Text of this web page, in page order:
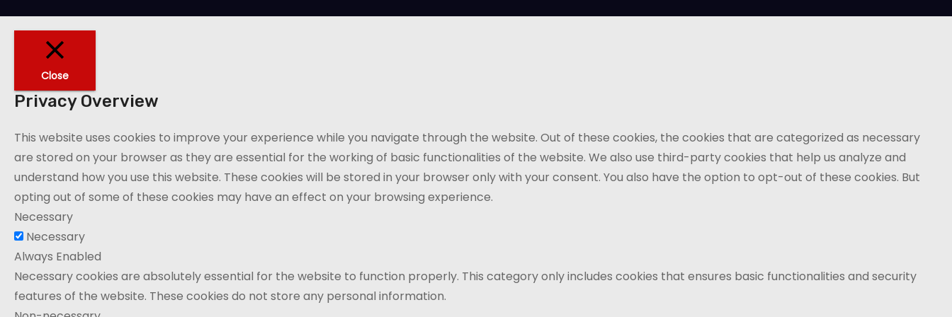
Close
Privacy Overview
This website uses cookies to improve your experience while you navigate through the website. Out of these cookies, the cookies that are categorized as necessary
are stored on your browser as they are essential for the working of basic functionalities of the website. We also use third-party cookies that help us analyze and
understand how you use this website. These cookies will be stored in your browser only with your consent. You also have the option to opt-out of these cookies. But
opting out of some of these cookies may have an effect on your browsing experience.
Necessary
Necessary
Always Enabled
Necessary cookies are absolutely essential for the website to function properly. This category only includes cookies that ensures basic functionalities and security
features of the website. These cookies do not store any personal information.